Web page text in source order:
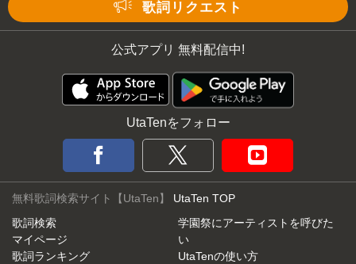
歌詞リクエスト
公式アプリ 無料配信中!
UtaTenをフォロー
無料歌詞検索サイト【UtaTen】 UtaTen TOP
歌詞検索
マイページ
歌詞ランキング
学園祭にアーティストを呼びた
い
UtaTenの使い方